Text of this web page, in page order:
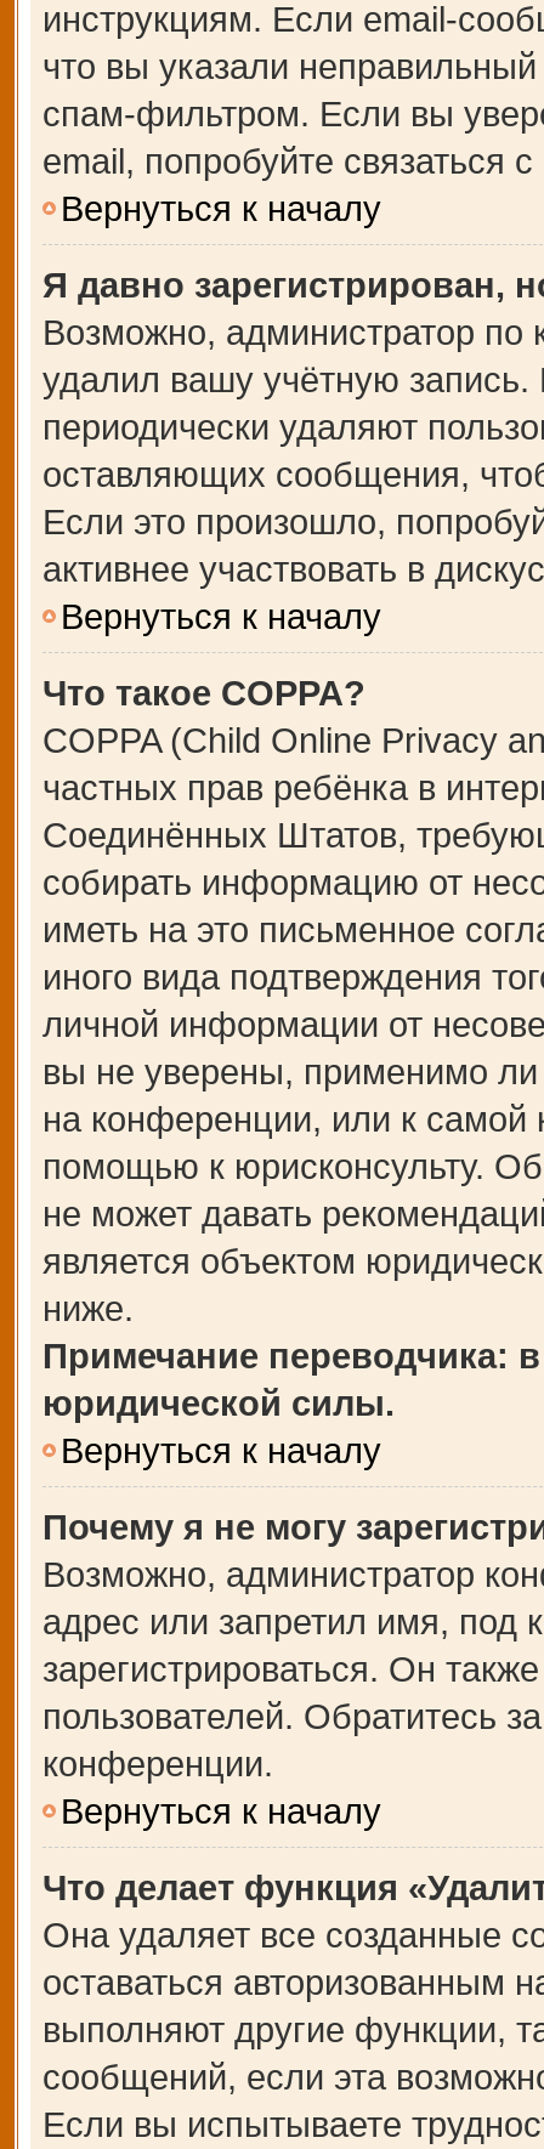
инструкциям. Если email-
что вы указали
спам-фильтром. Если вы
email, попробуйте связаться
Вернуться к началу
Я давно зарегистрирован,
Возможно, администратор по
удалил вашу учётную
периодически удаляют
оставляющих сообщения,
Если это произошло,
активнее участвовать в
Вернуться к началу
Что такое COPPA?
COPPA (Child Online Privacy
частных прав ребёнка в
Соединённых Штатов,
собирать информацию от
иметь на это письменное
иного вида подтверждения
личной информации от
вы не уверены, применимо ли
на конференции, или к самой
помощью к юрисконсульту.
не может давать
является объектом
ниже.
Примечание переводчика:
юридической силы.
Вернуться к началу
Почему я не могу
Возможно, администратор
адрес или запретил имя, под
зарегистрироваться. Он
пользователей. Обратитесь
конференции.
Вернуться к началу
Что делает функция
Она удаляет все созданные
оставаться авторизованным
выполняют другие функции,
сообщений, если эта
Если вы испытываете